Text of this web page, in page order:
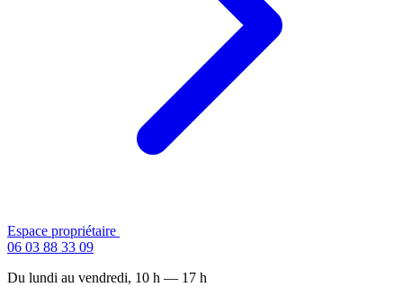
Espace propriétaire
06 03 88 33 09
Du lundi au vendredi, 10 h — 17 h